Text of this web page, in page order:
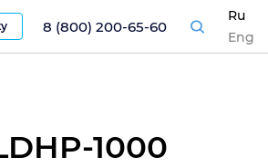
8 (800) 200-65-60
Ru
Eng
1000